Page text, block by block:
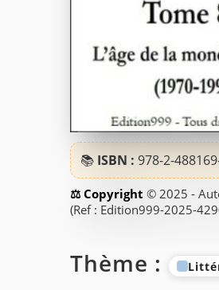
📚 ISBN : 978-2-
© 2025 -
(Ref : Edition999-2025-
Thème :